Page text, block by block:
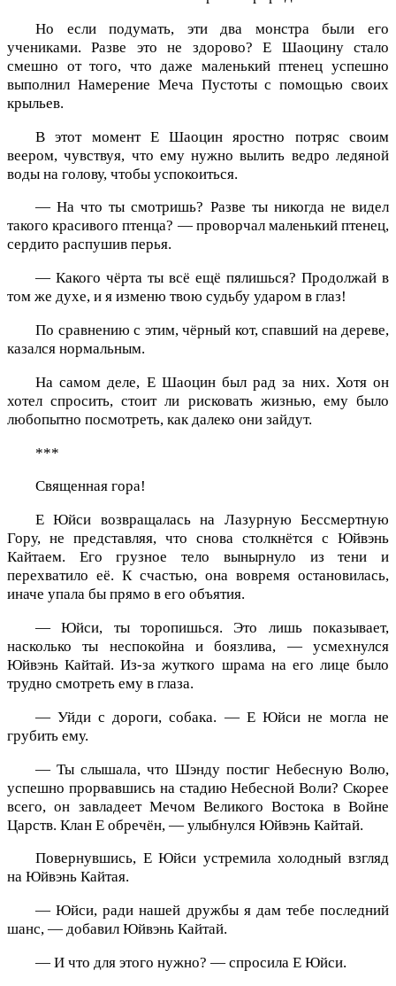
Но если подумать, эти два монстра были его
учениками. Разве это не здорово? Е Шаоцину стало
смешно от того, что даже маленький птенец успешно
выполнил Намерение Меча Пустоты с помощью своих
крыльев.
В этот момент Е Шаоцин яростно потряс своим
веером, чувствуя, что ему нужно вылить ведро ледяной
воды на голову, чтобы успокоиться.
— На что ты смотришь? Разве ты никогда не видел
такого красивого птенца? — проворчал маленький птенец,
сердито распушив перья.
— Какого чёрта ты всё ещё пялишься? Продолжай в
том же духе, и я изменю твою судьбу ударом в глаз!
По сравнению с этим, чёрный кот, спавший на дереве,
казался нормальным.
На самом деле, Е Шаоцин был рад за них. Хотя он
хотел спросить, стоит ли рисковать жизнью, ему было
любопытно посмотреть, как далеко они зайдут.
***
Священная гора!
Е Юйси возвращалась на Лазурную Бессмертную
Гору, не представляя, что снова столкнётся с Юйвэнь
Кайтаем. Его грузное тело вынырнуло из тени и
перехватило её. К счастью, она вовремя остановилась,
иначе упала бы прямо в его объятия.
— Юйси, ты торопишься. Это лишь показывает,
насколько ты неспокойна и боязлива, — усмехнулся
Юйвэнь Кайтай. Из-за жуткого шрама на его лице было
трудно смотреть ему в глаза.
— Уйди с дороги, собака. — Е Юйси не могла не
грубить ему.
— Ты слышала, что Шэнду постиг Небесную Волю,
успешно прорвавшись на стадию Небесной Воли? Скорее
всего, он завладеет Мечом Великого Востока в Войне
Царств. Клан Е обречён, — улыбнулся Юйвэнь Кайтай.
Повернувшись, Е Юйси устремила холодный взгляд
на Юйвэнь Кайтая.
— Юйси, ради нашей дружбы я дам тебе последний
шанс, — добавил Юйвэнь Кайтай.
— И что для этого нужно? — спросила Е Юйси.